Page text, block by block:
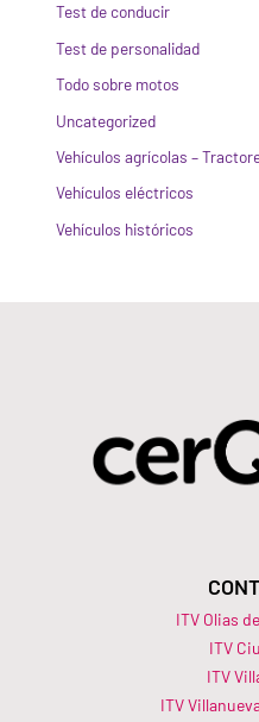
Test de conducir
Test de personalidad
Todo sobre motos
Uncategorized
Vehículos agrícolas –
Vehículos eléctricos
Vehículos históricos
ITV Olias
ITV
ITV
ITV